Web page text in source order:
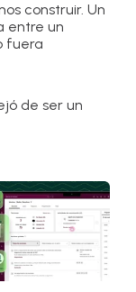
construir. Un
entre un
fuera
de ser un